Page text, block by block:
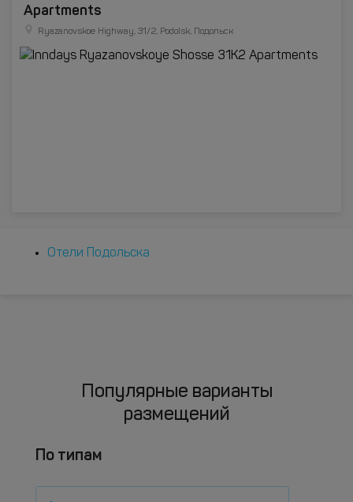
Apartments
Ryazanovskoe Highway, 31/2, Podolsk, Подольск
Отели Подольска
Популярные варианты
размещений
По типам